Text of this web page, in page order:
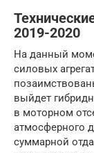
2019-2020
На данный
силовых
выйдет
в моторном
атмосферного
суммарной